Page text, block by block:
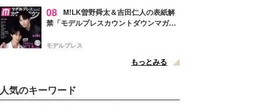
08 M!LK曽野舜太＆吉田仁人の表紙解
禁「モデルプレスカウントダウンマガジ
モデルプレス
もっとみる
人気のキーワード